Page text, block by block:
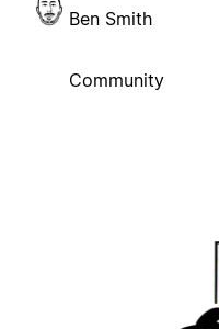
Ben Smith
Community